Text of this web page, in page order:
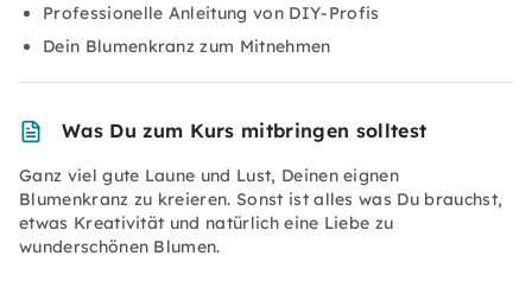
Professionelle Anleitung von DIY-Profis
Dein Blumenkranz zum Mitnehmen
Was Du zum Kurs mitbringen solltest
Ganz viel gute Laune und Lust, Deinen eignen
Blumenkranz zu kreieren. Sonst ist alles was Du brauchst,
etwas Kreativität und natürlich eine Liebe zu
wunderschönen Blumen.